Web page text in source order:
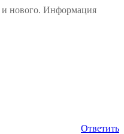
и нового. Информация
Ответить